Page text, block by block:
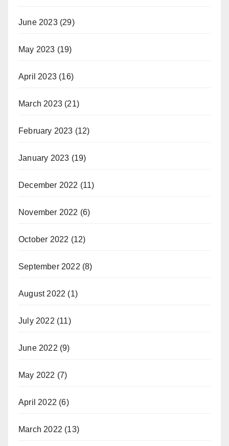
June 2023(29)
May 2023 (19)
April 2023 (16)
March 2023 (21)
February 2023 (12)
January 2023 (19)
December 2022 (11)
November 2022 (6)
October 2022 (12)
September 2022 (8)
August 2022 (1)
July 2022 (11)
June 2022 (9)
May 2022 (7)
April 2022 (6)
March 2022 (13)